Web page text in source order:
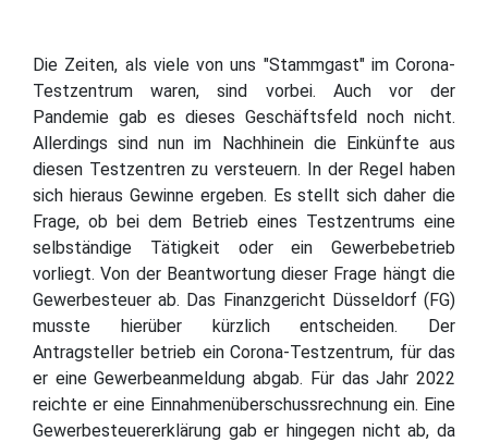
Die Zeiten, als viele von uns "Stammgast" im Corona-
Testzentrum waren, sind vorbei. Auch vor der
Pandemie gab es dieses Geschäftsfeld noch nicht.
Allerdings sind nun im Nachhinein die Einkünfte aus
diesen Testzentren zu versteuern. In der Regel haben
sich hieraus Gewinne ergeben. Es stellt sich daher die
Frage, ob bei dem Betrieb eines Testzentrums eine
selbständige Tätigkeit oder ein Gewerbebetrieb
vorliegt. Von der Beantwortung dieser Frage hängt die
Gewerbesteuer ab. Das Finanzgericht Düsseldorf (FG)
musste hierüber kürzlich entscheiden. Der
Antragsteller betrieb ein Corona-Testzentrum, für das
er eine Gewerbeanmeldung abgab. Für das Jahr 2022
reichte er eine Einnahmenüberschussrechnung ein. Eine
Gewerbesteuererklärung gab er hingegen nicht ab, da